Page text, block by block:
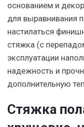
основанием и
для выравнивания
настилаться
стяжка (с
эксплуатации
надежность и
дополнительную
Стяжка